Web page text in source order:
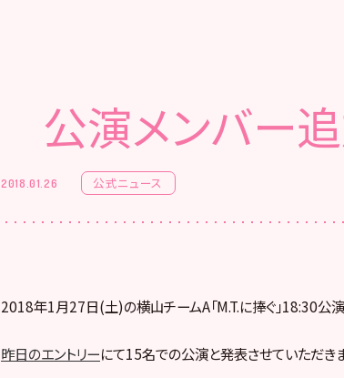
公演メンバー
2018.01.26 公式ニュース
2018年1月27日(土)の横山チームA「M.T.に捧ぐ」18:30公演
昨日のエントリーにて15名での公演と発表させていただき